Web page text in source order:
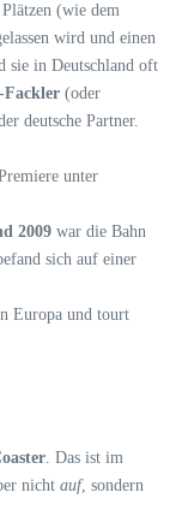
(wie dem
wird und einen
sie in Deutschland oft
Fackler (oder
deutsche Partner.
unter
2009 war die Bahn
sich auf einer
Europa und tourt
. Das ist im
nicht auf, sondern